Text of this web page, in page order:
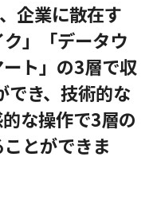
企業に散在す
」「データウ
ト」の3層で収
き、技術的な
な操作で3層の
とができま